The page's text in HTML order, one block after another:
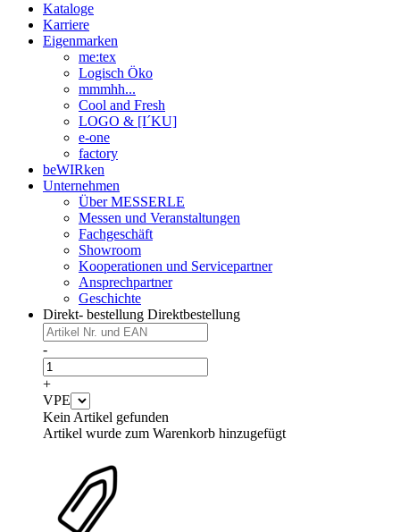
Kataloge
Karriere
Eigenmarken
me:tex
Logisch Öko
mmmhh...
Cool and Fresh
LOGO & [I´KU]
e-one
factory
beWIRken
Unternehmen
Über MESSERLE
Messen und Veranstaltungen
Fachgeschäft
Showroom
Kooperationen und Servicepartner
Ansprechpartner
Geschichte
Direkt- bestellung Direktbestellung
-
+
VPE
Kein Artikel gefunden
Artikel wurde zum Warenkorb hinzugefügt